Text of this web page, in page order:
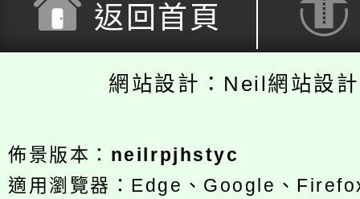
返回首頁
網站設計：Neil網站設
佈景版本： neilrpjhstyc
適用瀏覽器：Edge、Google、